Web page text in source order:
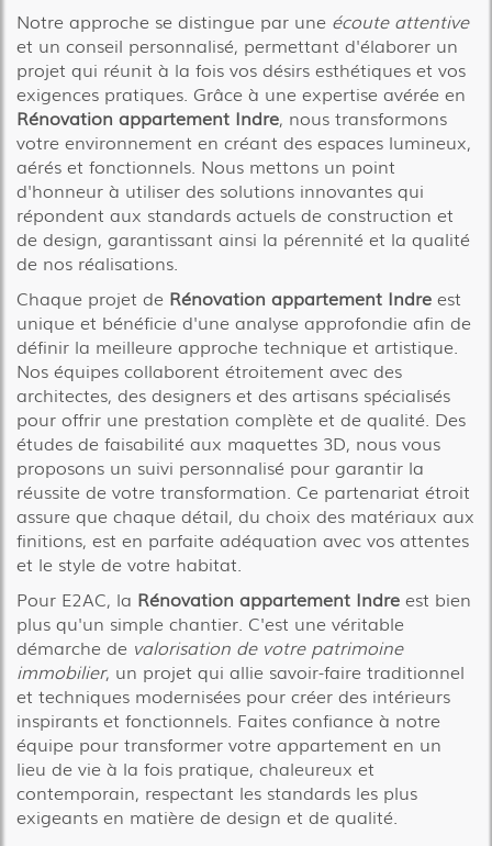
Notre approche se distingue par une écoute attentive
et un conseil personnalisé, permettant d'élaborer un
projet qui réunit à la fois vos désirs esthétiques et vos
exigences pratiques. Grâce à une expertise avérée en
Rénovation appartement Indre, nous transformons
votre environnement en créant des espaces lumineux,
aérés et fonctionnels. Nous mettons un point
d'honneur à utiliser des solutions innovantes qui
répondent aux standards actuels de construction et
de design, garantissant ainsi la pérennité et la qualité
de nos réalisations.
Chaque projet de Rénovation appartement Indre est
unique et bénéficie d'une analyse approfondie afin de
définir la meilleure approche technique et artistique.
Nos équipes collaborent étroitement avec des
architectes, des designers et des artisans spécialisés
pour offrir une prestation complète et de qualité. Des
études de faisabilité aux maquettes 3D, nous vous
proposons un suivi personnalisé pour garantir la
réussite de votre transformation. Ce partenariat étroit
assure que chaque détail, du choix des matériaux aux
finitions, est en parfaite adéquation avec vos attentes
et le style de votre habitat.
Pour E2AC, la Rénovation appartement Indre est bien
plus qu'un simple chantier. C'est une véritable
démarche de valorisation de votre patrimoine
immobilier, un projet qui allie savoir-faire traditionnel
et techniques modernisées pour créer des intérieurs
inspirants et fonctionnels. Faites confiance à notre
équipe pour transformer votre appartement en un
lieu de vie à la fois pratique, chaleureux et
contemporain, respectant les standards les plus
exigeants en matière de design et de qualité.